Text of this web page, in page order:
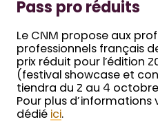
Pass pro réduits
Le CNM propose aux
professionnels français
prix réduit pour l’édition
(festival showcase et
tiendra du 2 au 4
Pour plus d’informations
dédié ici.